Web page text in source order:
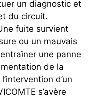
un diagnostic et
du circuit.
fuite survient
ou un mauvais
une panne
de la
d’un
s’avère